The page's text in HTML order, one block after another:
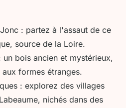
: partez à l'assaut de ce
source de la Loire.
un bois ancien et mystérieux,
formes étranges.
: explorez des villages
nichés dans des